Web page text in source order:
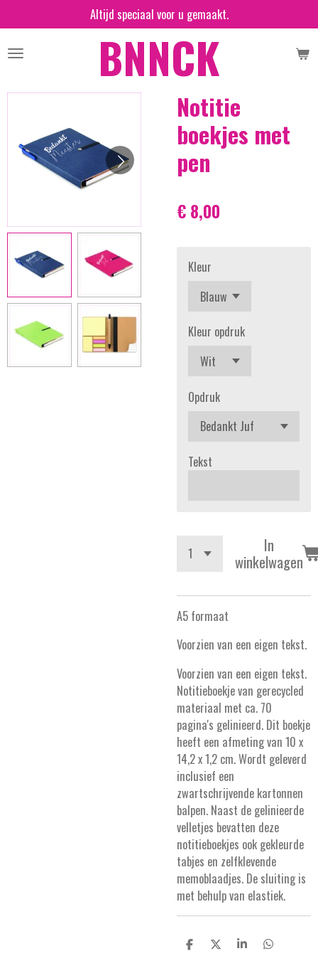
direct
naar
BNNCK
Altijd speciaal voor u gemaakt.
Notitie
boekjes met
pen
€ 8,00
Kleur
Kleur opdruk
Opdruk
Tekst
In
winkelwagen
A5 formaat
Voorzien van een eigen tekst.
Voorzien van een eigen tekst.
Notitieboekje van gerecycled
materiaal met ca. 70
pagina's gelinieerd. Dit boekje
heeft een afmeting van 10 x
14,2 x 1,2 cm. Wordt geleverd
inclusief een
zwartschrijvende kartonnen
balpen. Naast de gelinieerde
velletjes bevatten deze
notitieboekjes ook gekleurde
tabjes en zelfklevende
memoblaadjes. De sluiting is
met behulp van elastiek.
D
D
S
D